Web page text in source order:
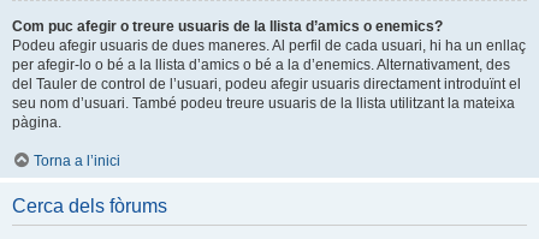
Com puc afegir o treure usuaris de la llista d’amics o enemics?
Podeu afegir usuaris de dues maneres. Al perfil de cada usuari, hi ha un enllaç
per afegir-lo o bé a la llista d’amics o bé a la d’enemics. Alternativament, des
del Tauler de control de l’usuari, podeu afegir usuaris directament introduïnt el
seu nom d’usuari. També podeu treure usuaris de la llista utilitzant la mateixa
pàgina.
Torna a l’inici
Cerca dels fòrums